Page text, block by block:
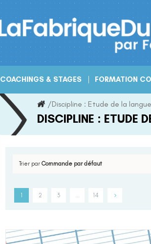
COACHINGS & STAGES FORMATION
/Discipline : Etude de la langue
DISCIPLINE : ETUDE
Trier par Commande par défaut
1 2 3 … 14